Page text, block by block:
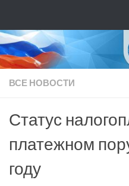
ВСЕ НОВОСТИ
Статус
платежном
году